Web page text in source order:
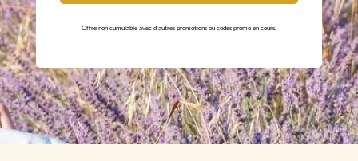
Offre non cumulable avec d'autres promotions ou codes promo en cours.